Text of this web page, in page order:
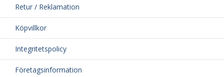
Retur / Reklamation
Köpvillkor
Integritetspolicy
Företagsinformation